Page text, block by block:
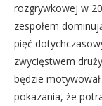
rozgrywkowej w
zespołem
pięć
zwycięstwem
będzie motywował
pokazania, że